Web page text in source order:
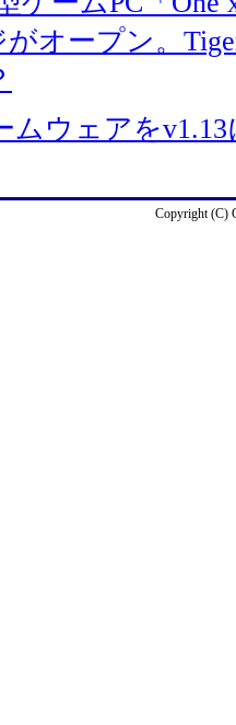
オープン。
ムウェアを
Copyright (C)